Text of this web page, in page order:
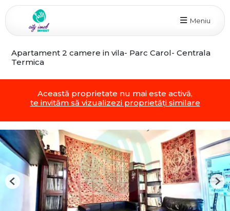
Meniu
Apartament 2 camere in vila- Parc Carol- Centrala
Termica
Această proprietate nu mai este activă,
te invităm să vizualizezi proprietăți similare
Previous